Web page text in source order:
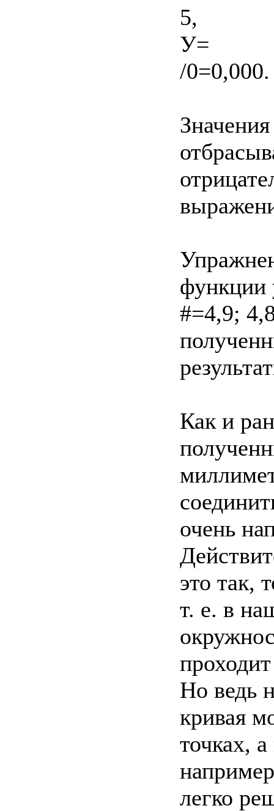
5,
У=
/0=0,000.
функции
#=4,9;
Как и
очень
это так,
т. е. в
Но ведь
кривая
точках,
легко